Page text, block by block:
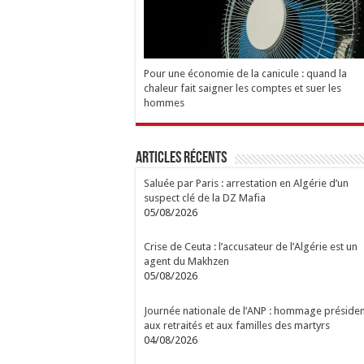
Pour une économie de la canicule : quand la
chaleur fait saigner les comptes et suer les
hommes
Articles Récents
Saluée par Paris : arrestation en Algérie d’un
suspect clé de la DZ Mafia
05/08/2026
Crise de Ceuta : l’accusateur de l’Algérie est un
agent du Makhzen
05/08/2026
Journée nationale de l’ANP : hommage
aux retraités et aux familles des martyrs
04/08/2026